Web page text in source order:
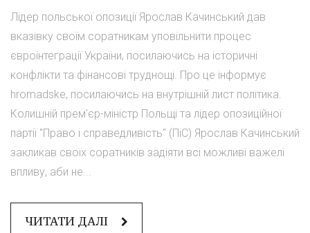
Лідер польської опозиції Ярослав Качинський дав
вказівку своїм соратникам уповільнити процес
євроінтеграції України, посилаючись на історичні
конфлікти та фінансові труднощі. Про це інформує
hromadske, посилаючись на внутрішній лист політика.
Колишній прем'єр-міністр Польщі та лідер опозиційної
партії "Право і справедливість" (ПіС) Ярослав Качинський
закликав своїх соратників задіяти всі можливі важелі
впливу, аби не...
ЧИТАТИ ДАЛІ